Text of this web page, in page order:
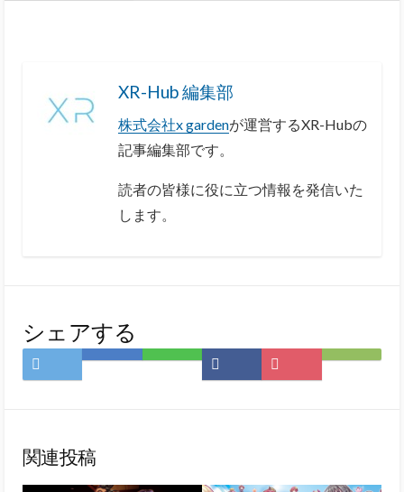
XR-Hub 編集部
株式会社x gardenが運営するXR-Hubの
記事編集部です。
読者の皆様に役に立つ情報を発信いた
します。
シェアする
Twitter
で
は
ク
マ
LINE
Facebook
で
Pocket
に
Feedly
関連投稿